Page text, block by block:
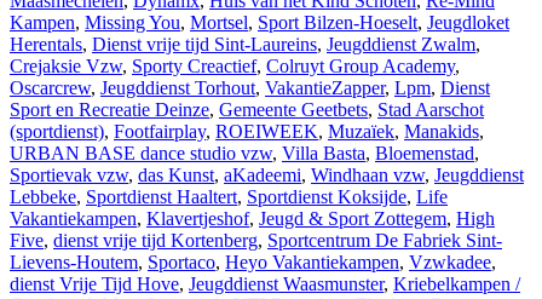
Kampen, Missing You, Mortsel, Sport Bilzen-Hoeselt, Jeugdloket
Herentals, Dienst vrije tijd Sint-Laureins, Jeugddienst Zwalm,
Crejaksie Vzw, Sporty Creactief, Colruyt Group Academy,
Oscarcrew, Jeugddienst Torhout, VakantieZapper, Lpm, Dienst
Sport en Recreatie Deinze, Gemeente Geetbets, Stad Aarschot
(sportdienst), Footfairplay, ROEIWEEK, Muzaïek, Manakids,
URBAN BASE dance studio vzw, Villa Basta, Bloemenstad,
Sportievak vzw, das Kunst, aKadeemi, Windhaan vzw, Jeugddienst
Lebbeke, Sportdienst Haaltert, Sportdienst Koksijde, Life
Vakantiekampen, Klavertjeshof, Jeugd & Sport Zottegem, High
Five, dienst vrije tijd Kortenberg, Sportcentrum De Fabriek Sint-
Lievens-Houtem, Sportaco, Heyo Vakantiekampen, Vzwkadee,
dienst Vrije Tijd Hove, Jeugddienst Waasmunster, Kriebelkampen /